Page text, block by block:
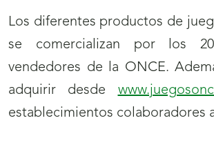
Los diferentes productos de
se comercializan por los
vendedores de la ONCE.
adquirir desde
establecimientos colaboradores